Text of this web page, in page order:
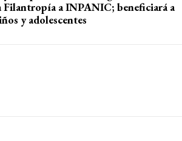
Filantropía a INPANIC; beneficiará a
y adolescentes